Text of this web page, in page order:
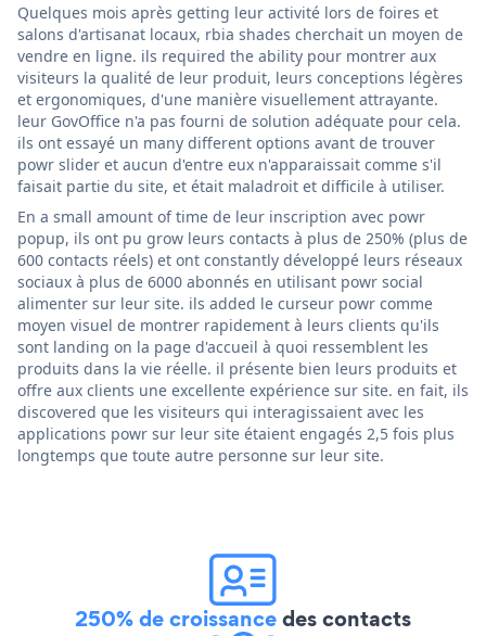
Quelques mois après getting leur activité lors de foires et
salons d'artisanat locaux, rbia shades cherchait un moyen de
vendre en ligne. ils required the ability pour montrer aux
visiteurs la qualité de leur produit, leurs conceptions légères
et ergonomiques, d'une manière visuellement attrayante.
leur GovOffice n'a pas fourni de solution adéquate pour cela.
ils ont essayé un many different options avant de trouver
powr slider et aucun d'entre eux n'apparaissait comme s'il
faisait partie du site, et était maladroit et difficile à utiliser.
En a small amount of time de leur inscription avec powr
popup, ils ont pu grow leurs contacts à plus de 250% (plus de
600 contacts réels) et ont constantly développé leurs réseaux
sociaux à plus de 6000 abonnés en utilisant powr social
alimenter sur leur site. ils added le curseur powr comme
moyen visuel de montrer rapidement à leurs clients qu'ils
sont landing on la page d'accueil à quoi ressemblent les
produits dans la vie réelle. il présente bien leurs produits et
offre aux clients une excellente expérience sur site. en fait, ils
discovered que les visiteurs qui interagissaient avec les
applications powr sur leur site étaient engagés 2,5 fois plus
longtemps que toute autre personne sur leur site.
250% de croissancedes contacts